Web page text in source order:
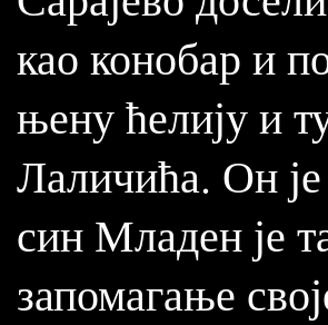
као конобар и
њену ћелију и
Лаличића. Он
син Младен је
запомагање